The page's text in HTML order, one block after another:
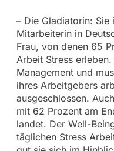
– Die Gladiatorin: Sie
Mitarbeiterin in
Frau, von denen 65
Arbeit Stress
Management und
ihres Arbeitgebers
ausgeschlossen.
mit 62 Prozent am
landet. Der Well-
täglichen Stress